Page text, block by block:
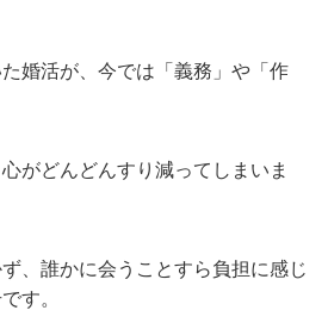
婚活が、今では「義務」や「作
がどんどんすり減ってしまいま
、誰かに会うことすら負担に感じ
す。